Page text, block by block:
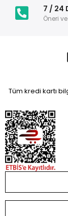
7 / 24
Öneri
Tüm kredi kartı